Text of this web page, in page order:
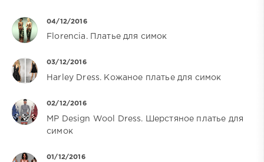
04/12/2016
Florencia. Платье для симок
03/12/2016
Harley Dress. Кожаное платье для симок
02/12/2016
MP Design Wool Dress. Шерстяное платье для
симок
01/12/2016